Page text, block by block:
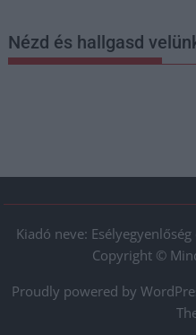
Nézd és hallgasd
Kiadó neve:
Copyright ©
Proudly powered by